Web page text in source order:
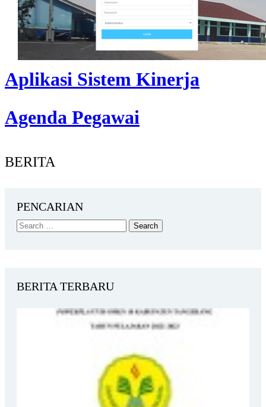
Aplikasi Sistem Kinerja
Agenda Pegawai
BERITA
PENCARIAN
BERITA TERBARU